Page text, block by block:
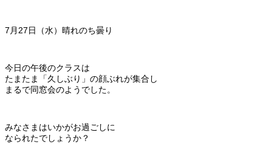
7月27日（水）晴れのち曇り
今日の午後のクラスは
たまたま「久しぶり」の顔ぶれが集合し
まるで同窓会のようでした。
みなさまはいかがお過ごしに
なられたでしょうか？